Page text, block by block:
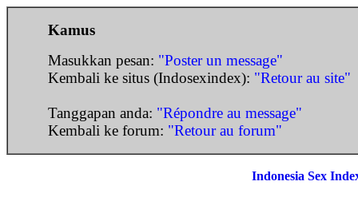
Kamus
Masukkan pesan: "Poster un message"
Kembali ke situs (Indosexindex): "Retour au site"
Tanggapan anda: "Répondre au message"
Kembali ke forum: "Retour au forum"
Indonesia Sex